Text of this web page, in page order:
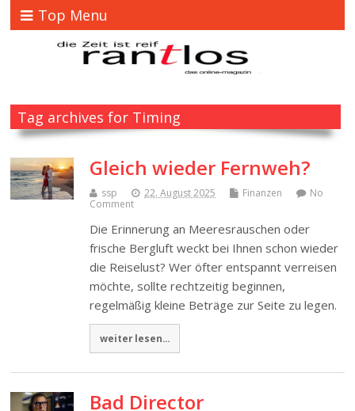
Top Menu
Tag archives for Timing
Gleich wieder Fernweh?
ssp 22. August 2025 Finanzen
No
Comment
Die Erinnerung an Meeresrauschen oder
frische Bergluft weckt bei Ihnen schon wieder
die Reiselust? Wer öfter entspannt verreisen
möchte, sollte rechtzeitig beginnen,
regelmäßig kleine Beträge zur Seite zu legen.
weiter lesen...
Bad Director